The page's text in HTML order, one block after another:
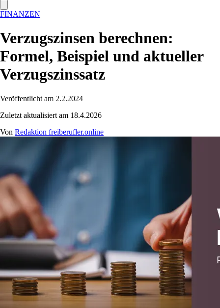
FINANZEN
Verzugszinsen berechnen:
Formel, Beispiel und aktueller
Verzugszinssatz
Veröffentlicht am 2.2.2024
Zuletzt aktualisiert am 18.4.2026
Von Redaktion freiberufler.online